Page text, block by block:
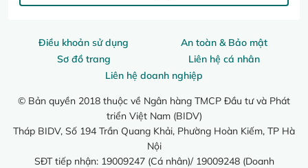
Điều khoản sử dụng
An toàn & Bảo mật
Sơ đồ trang
Liên hệ cá nhân
Liên hệ doanh nghiệp
© Bản quyền 2018 thuộc về Ngân hàng TMCP Đầu tư và Phát
triển Việt Nam (BIDV)
Tháp BIDV, Số 194 Trần Quang Khải, Phường Hoàn Kiếm, TP Hà
Nội
SĐT tiếp nhận: 19009247 (Cá nhân)/ 19009248 (Doanh